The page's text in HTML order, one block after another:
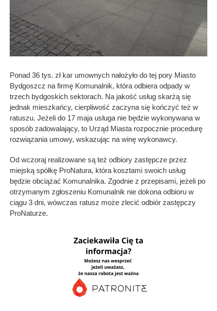
Ponad 36 tys. zł kar umownych nałożyło do tej pory Miasto
Bydgoszcz na firmę Komunalnik, która odbiera odpady w
trzech bydgoskich sektorach. Na jakość usług skarżą się
jednak mieszkańcy, cierpliwość zaczyna się kończyć też w
ratuszu. Jeżeli do 17 maja usługa nie będzie wykonywana w
sposób zadowalający, to Urząd Miasta rozpocznie procedurę
rozwiązania umowy, wskazując na winę wykonawcy.
Od wczoraj realizowane są też odbiory zastępcze przez
miejską spółkę ProNatura, która kosztami swoich usług
będzie obciążać Komunalnika. Zgodnie z przepisami, jeżeli po
otrzymanym zgłoszeniu Komunalnik nie dokona odbioru w
ciągu 3 dni, wówczas ratusz może zlecić odbiór zastępczy
ProNaturze.